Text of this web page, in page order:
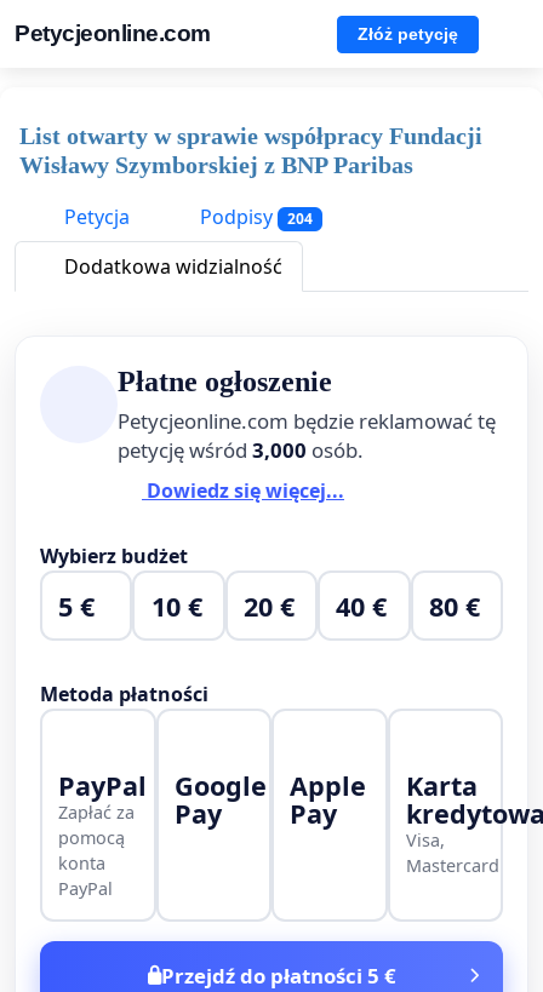
Petycjeonline.com Złóż petycję
List otwarty w sprawie współpracy Fundacji
Wisławy Szymborskiej z BNP Paribas
Petycja
Podpisy 204
Dodatkowa widzialność
Płatne ogłoszenie
Petycjeonline.com będzie reklamować tę
petycję wśród 3,000 osób.
Dowiedz się więcej...
Wybierz budżet
5 € 10 € 20 € 40 € 80 €
Metoda płatności
PayPal
Zapłać za
pomocą
konta
PayPal
Google
Pay
Apple
Pay
Karta
Visa,
Mastercard
Przejdź do płatności 5 €